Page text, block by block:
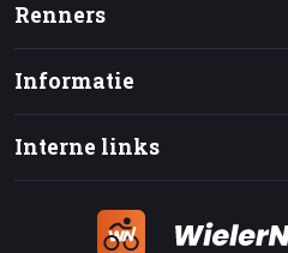
Renners
Informatie
Interne links